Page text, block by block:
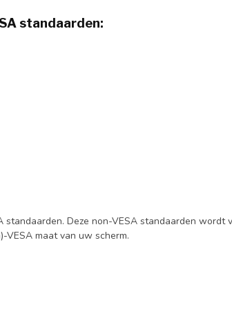
standaarden:
Deze non-VESA standaarden
VESA maat van uw scherm.